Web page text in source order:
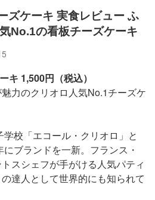
ズケーキ 実食レビュー ふ
No.1の看板チーズケーキ
キ 1,500円（税込）
力のクリオロ人気No.1チーズケ
校「エコール・クリオロ」と
ブランドを一新。フランス・
スシェフが手がける人気パティ
達人として世界的にも知られて